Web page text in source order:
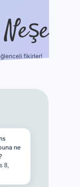
fikirler!
ne
8,
ilbet yeni giriş